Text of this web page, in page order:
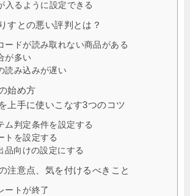
入るように設定できる
すとの悪い評判とは？
ードが読み取れない商品がある
が多い
読み込みが遅い
始め方
上手に使いこなす3つのコツ
ム判定条件を設定する
トを設定する
品向けの設定にする
注意点、気を付けるべきこと
ートが終了